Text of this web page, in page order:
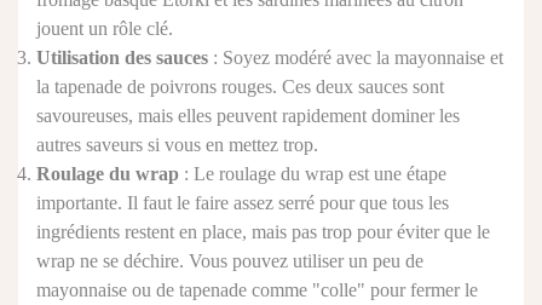
jouent un rôle clé.
Utilisation des sauces : Soyez modéré avec la mayonnaise et
la tapenade de poivrons rouges. Ces deux sauces sont
savoureuses, mais elles peuvent rapidement dominer les
autres saveurs si vous en mettez trop.
Roulage du wrap : Le roulage du wrap est une étape
importante. Il faut le faire assez serré pour que tous les
ingrédients restent en place, mais pas trop pour éviter que le
wrap ne se déchire. Vous pouvez utiliser un peu de
mayonnaise ou de tapenade comme "colle" pour fermer le